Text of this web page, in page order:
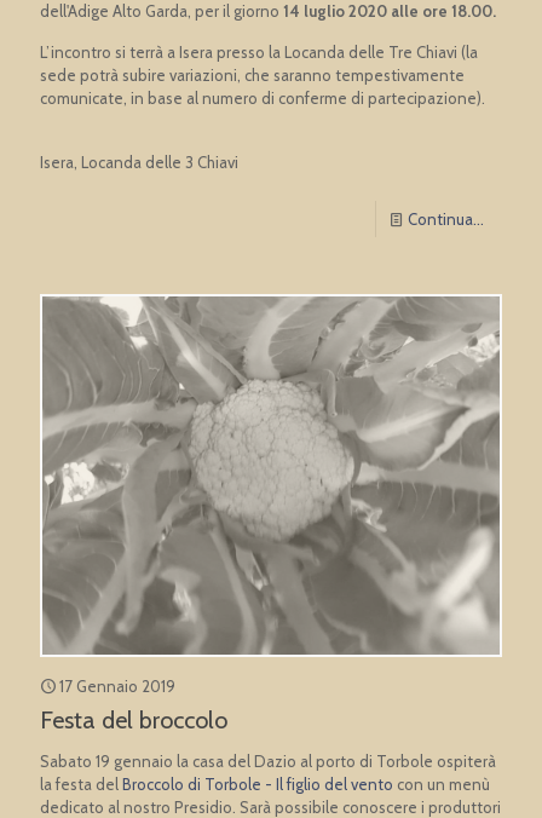
dell'Adige Alto Garda, per il giorno 14 luglio 2020 alle ore 18.00.
L’incontro si terrà a Isera presso la Locanda delle Tre Chiavi (la
sede potrà subire variazioni, che saranno tempestivamente
comunicate, in base al numero di conferme di partecipazione).
Isera, Locanda delle 3 Chiavi
Continua...
17 Gennaio 2019
Festa del broccolo
Sabato 19 gennaio la casa del Dazio al porto di Torbole ospiterà
la festa del Broccolo di Torbole - Il figlio del vento con un menù
dedicato al nostro Presidio. Sarà possibile conoscere i produttori